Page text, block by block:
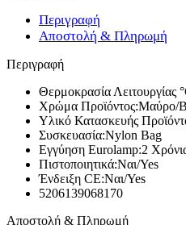
Περιγραφή
Αποστολή & Πληρωμή
Περιγραφή
Θερμοκρασία Λειτουργίας
Χρώμα Προϊόντος:Μαύρο/
Υλικό Κατασκευής
Συσκευασία:Nylon Bag
Εγγύηση Eurolamp:2
Πιστοποιητικά:Ναι/Yes
Ένδειξη CE:Ναι/Yes
5206139068170
Αποστολή & Πληρωμή